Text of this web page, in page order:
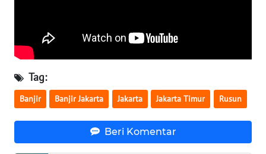
Tag:
Banjir Banjir Jakarta Jakarta Jakarta Timur Rusun
Beri Komentar
RIAU
WN
SERAMBI